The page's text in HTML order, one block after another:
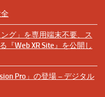
グ」を専用端末不要、ス
『Web XR Site』を公開し
Pro」の登場 – デジタル